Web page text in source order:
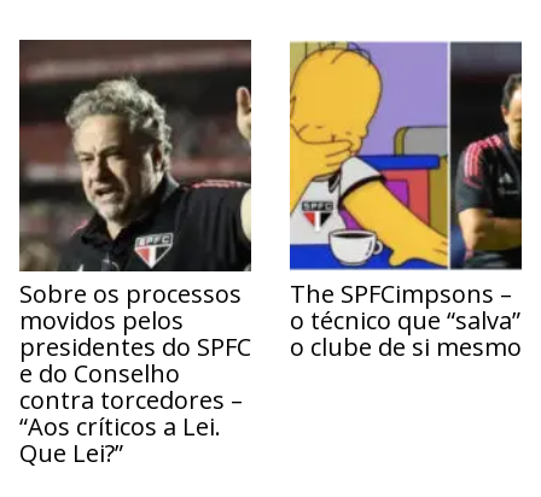
Sobre os processos
movidos pelos
presidentes do SPFC
e do Conselho
contra torcedores –
“Aos críticos a Lei.
Que Lei?”
The SPFCimpsons –
o técnico que “salva”
o clube de si mesmo